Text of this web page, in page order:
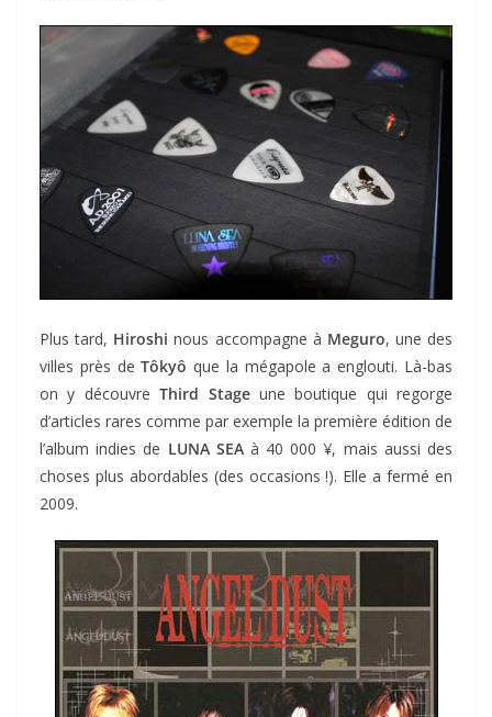
Plus tard, Hiroshi nous accompagne à Meguro, une des
villes près deTôkyô que la mégapole a englouti. Là-bas
on y découvreThird Stageune boutique qui regorge
d’articles rares comme par exemple la première édition de
l’album indies de LUNA SEAà 40 000 ¥, mais aussi des
choses plus abordables (des occasions !). Elle a fermé en
2009.